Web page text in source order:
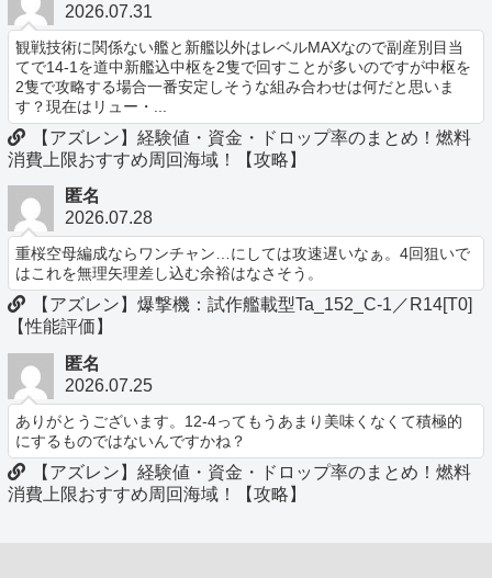
2026.07.31
観戦技術に関係ない艦と新艦以外はレベルMAXなので副産別目当
てで14-1を道中新艦込中枢を2隻で回すことが多いのですが中枢を
2隻で攻略する場合一番安定しそうな組み合わせは何だと思いま
す？現在はリュー・...
【アズレン】経験値・資金・ドロップ率のまとめ！燃料
消費上限おすすめ周回海域！【攻略】
匿名
2026.07.28
重桜空母編成ならワンチャン…にしては攻速遅いなぁ。4回狙いで
はこれを無理矢理差し込む余裕はなさそう。
【アズレン】爆撃機：試作艦載型Ta_152_C-1／R14[T0]
【性能評価】
匿名
2026.07.25
ありがとうございます。12-4ってもうあまり美味くなくて積極的
にするものではないんですかね？
【アズレン】経験値・資金・ドロップ率のまとめ！燃料
消費上限おすすめ周回海域！【攻略】